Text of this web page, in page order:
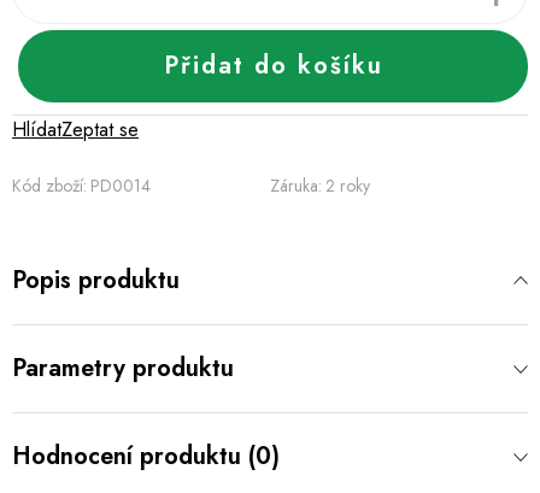
Přidat do košíku
Kód zboží: PD0014 Záruka: 2 roky
Zeptat se
Hlídat
Popis produktu
Parametry produktu
Hodnocení produktu (0)